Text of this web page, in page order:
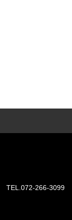
TEL.072-266-3099